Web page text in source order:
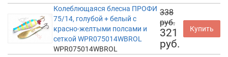
Колеблющаяся блесна ПРОФИ
75/14, голубой + белый с
красно-желтыми полсами и
сеткой WPR075014WBROL
WPR075014WBROL
338
руб.
321
руб.
Купить